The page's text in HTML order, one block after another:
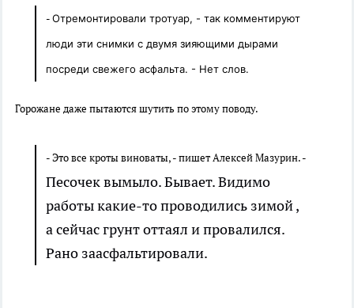
-Отремонтировали тротуар, - так комментируют
люди эти снимки с двумя зияющими дырами
посреди свежего асфальта. - Нет слов.
Горожане даже пытаются шутить по этому поводу.
- Это все кроты виноваты, - пишет Алексей Мазурин. -
Песочек вымыло. Бывает. Видимо
работы какие-то проводились зимой ,
а сейчас грунт оттаял и провалился.
Рано заасфальтировали.